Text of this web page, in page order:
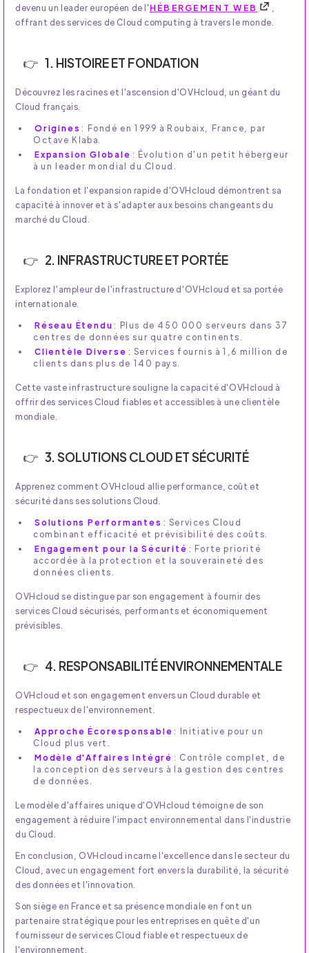
devenu un leader européen de l'HÉBERGEMENT WEB
,
offrant des services de Cloud computing à travers le monde.
1. HISTOIRE ET FONDATION
Découvrez les racines et l'ascension d'OVHcloud, un géant du
Cloud français.
Origines : Fondé en 1999 à Roubaix, France, par
Octave Klaba.
Expansion Globale : Évolution d'un petit hébergeur
à un leader mondial du Cloud.
La fondation et l'expansion rapide d'OVHcloud démontrent sa
capacité à innover et à s'adapter aux besoins changeants du
marché du Cloud.
2. INFRASTRUCTURE ET PORTÉE
Explorez l'ampleur de l'infrastructure d'OVHcloud et sa portée
internationale.
Réseau Étendu : Plus de 450 000 serveurs dans 37
centres de données sur quatre continents.
Clientèle Diverse : Services fournis à 1,6 million de
clients dans plus de 140 pays.
Cette vaste infrastructure souligne la capacité d'OVHcloud à
offrir des services Cloud fiables et accessibles à une clientèle
mondiale.
3. SOLUTIONS CLOUD ET SÉCURITÉ
Apprenez comment OVHcloud allie performance, coût et
sécurité dans ses solutions Cloud.
Solutions Performantes : Services Cloud
combinant efficacité et prévisibilité des coûts.
Engagement pour la Sécurité : Forte priorité
accordée à la protection et la souveraineté des
données clients.
OVHcloud se distingue par son engagement à fournir des
services Cloud sécurisés, performants et économiquement
prévisibles.
4. RESPONSABILITÉ ENVIRONNEMENTALE
OVHcloud et son engagement envers un Cloud durable et
respectueux de l'environnement.
Approche Écoresponsable : Initiative pour un
Cloud plus vert.
Modèle d'Affaires Intégré : Contrôle complet, de
la conception des serveurs à la gestion des centres
de données.
Le modèle d'affaires unique d'OVHcloud témoigne de son
engagement à réduire l'impact environnemental dans l'industrie
du Cloud.
En conclusion, OVHcloud incarne l'excellence dans le secteur du
Cloud, avec un engagement fort envers la durabilité, la sécurité
des données et l'innovation.
Son siège en France et sa présence mondiale en font un
partenaire stratégique pour les entreprises en quête d'un
fournisseur de services Cloud fiable et respectueux de
l'environnement.